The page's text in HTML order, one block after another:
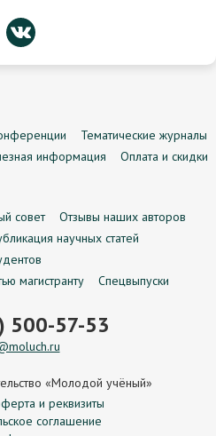
Тематические журналы
информация
Оплата и скидки
совет
Отзывы наших авторов
научных статей
магистранту
Спецвыпуски
500-57-53
«Молодой учёный»
и реквизиты
соглашение